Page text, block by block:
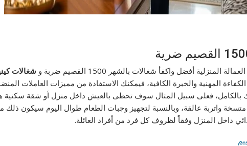
أفضل واكفأ شغالات بالشهر 1500 القصيم ضربة و
شغالات
المهنية والخبرة الكافية، فيمكنك الاستفادة من مميزات العاملات
بالكامل، فعلى سبيل المثال سوف تحظى بالعيش داخل منزل أو شقة سكنية
واتربة عالقة، وبالنسبة لتجهيز وجبات الطعام طوال اليوم سيكون ذلك
داخل المنزل وفقاً لظروف كل فرد من أفراد العائلة.